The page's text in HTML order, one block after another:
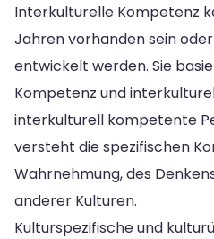
Interkulturelle Kompetenz
Jahren vorhanden sein
entwickelt werden. Sie
Kompetenz und
interkulturell kompetente
versteht die spezifischen
Wahrnehmung, des
anderer Kulturen.
Kulturspezifische und